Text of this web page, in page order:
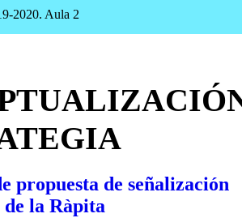
2020. Aula 2
propuesta de señalización
de la Ràpita